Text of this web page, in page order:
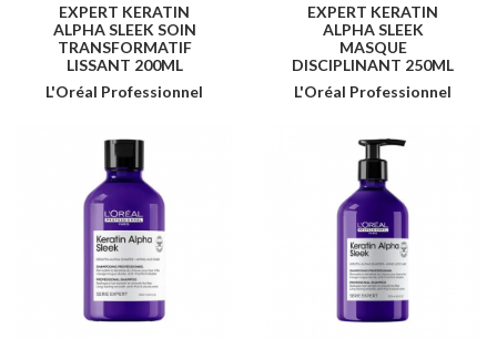
EXPERT KERATIN
ALPHA SLEEK SOIN
TRANSFORMATIF
LISSANT 200ML
L'Oréal Professionnel
EXPERT KERATIN
ALPHA SLEEK
MASQUE
DISCIPLINANT 250ML
L'Oréal Professionnel